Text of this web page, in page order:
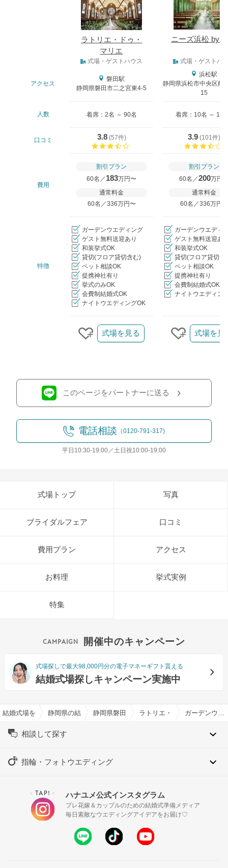
ラトリエ・ドゥ・
マリエ
ニーズ浜松 by
式場・ゲストハウス 式場・ゲストハ
アクセス
磐田駅
静岡県磐田市二之宮東4-5
浜松駅
静岡県浜松市中央区船
15
人数 着席：2名 ～ 90名 着席：10名 ～ 130
口コミ 3.8(57件)
3.9 (101件)
費用
割引プラン
60名／ 183万円〜
通常料金
60名／336万円〜
割引プラン
60名／200万円
通常料金
60名／336万円〜
特徴
ガーデンウエディング
ゲスト無料送迎あり
和装挙式OK
貸切(フロア貸切含む)
ペット相談OK
提携神社有り
挙式のみOK
会費制結婚式OK
ナイトウエディングOK
ガーデンウエディ
ゲスト無料送迎あ
和装挙式OK
貸切(フロア貸切含
ペット相談OK
提携神社有り
会費制結婚式OK
ナイトウエディン
クリップする
式場を見る
クリップす
式場を見
このページをパートナーに送る
電話相談 （0120-791-317)
平日10:30-19:00／土日祝10:00-19:00
式場トップ 写真
ブライダルフェア 口コミ
費用プラン アクセス
お料理 挙式実例
特集
開催中のキャンペーン
式場探しで最大98,000円分の電子マネーギフト貰える
結婚式場探しキャンペーン実施中
結婚式場を探すならハナユメ
静岡県の結婚式場一覧静岡県磐田市の結婚式場一覧ラトリエ・ドゥ・マリエで結
相談して探す
指輪・フォトウエディング
＼ TAP! ／ ハナユメ公式インスタグラム
プレ花嫁＆カップルのための結婚式準備メディア
毎日素敵なウエディングアイデアをお届け♡